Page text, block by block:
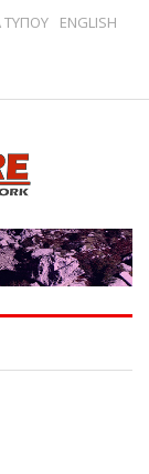
ΤΥΠΟΥ ENGLISH